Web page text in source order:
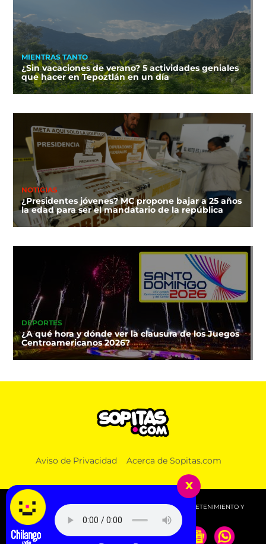
MIENTRAS TANTO
¿Sin vacaciones de verano? 5 actividades geniales
que hacer en Tepoztlán en un día
NOTICIAS
¿Presidentes jóvenes? MC propone bajar a 25 años
la edad para ser el mandatario de la república
DEPORTES
¿A qué hora y dónde ver la clausura de los Juegos
Centroamericanos 2026?
Aviso de Privacidad Acerca de Sopitas.com
© 2026 SOPITAS.COM - MÚSICA, NOTICIAS, DEPORTES, ENTRETENIMIENTO Y
MÁS!.
x